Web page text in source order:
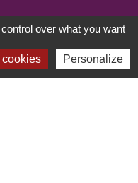
over what you want
Personalize